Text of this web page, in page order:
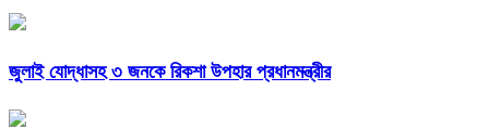
জুলাই যোদ্ধাসহ ৩ জনকে রিকশা উপহার প্রধানমন্ত্রীর